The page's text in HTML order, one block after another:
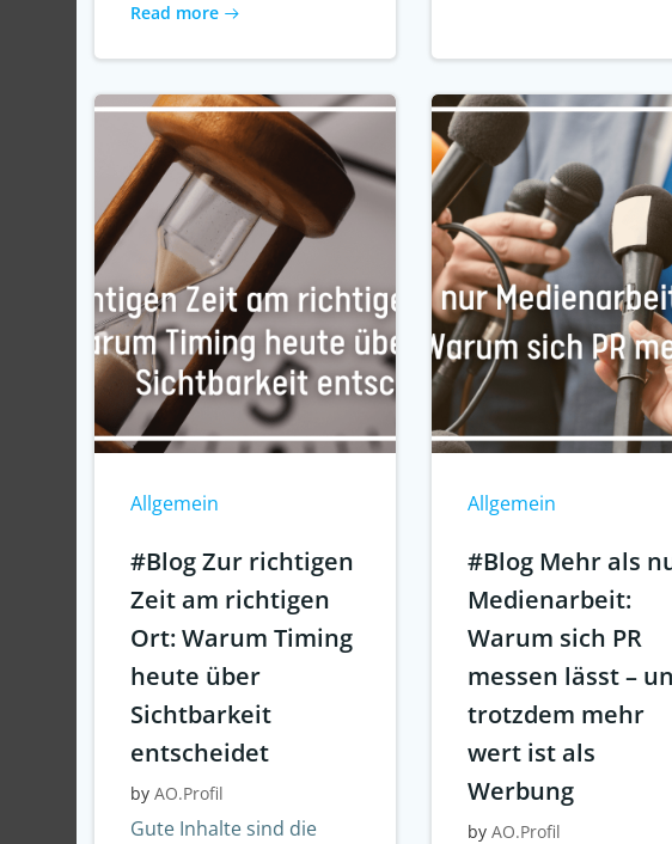
Read more
Allgemein
#Blog Zur richtigen
Zeit am richtigen
Ort: Warum Timing
heute über
Sichtbarkeit
entscheidet
by AO.Profil
Gute Inhalte sind die
Allgemein
#Blog Mehr als
Medienarbeit:
Warum sich PR
messen lässt –
trotzdem mehr
wert ist als
Werbung
by AO.Profil